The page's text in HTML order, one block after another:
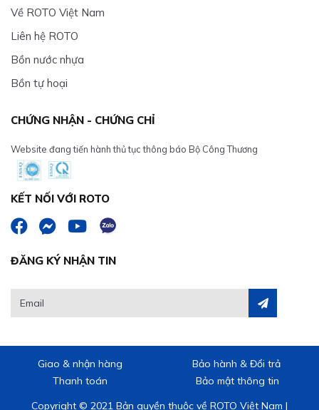
Về ROTO Việt Nam
Liên hệ ROTO
Bồn nước nhựa
Bồn tự hoại
CHỨNG NHẬN - CHỨNG CHỈ
Website đang tiến hành thủ tục thông báo Bộ Công Thương
KẾT NỐI VỚI ROTO
ĐĂNG KÝ NHẬN TIN
Giao & nhận hàng
Bảo hành & Đổi trả
Thanh toán
Bảo mật thông tin
Copyright © 2021 Bản quyền thuộc về ROTO Việt Nam |